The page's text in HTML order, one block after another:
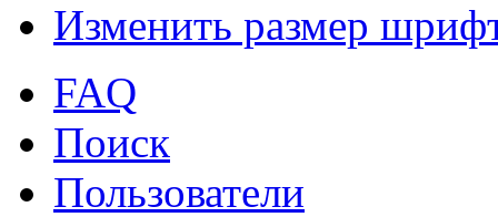
Изменить размер
FAQ
Поиск
Пользователи